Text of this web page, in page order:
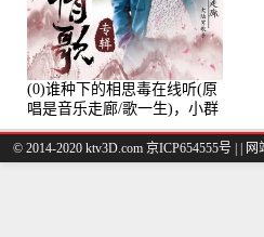
(0)谁种下的相思毒在线听(原
唱是音乐走廊/歌一生)，小群
演唱点播:8975次
© 2014-2020 ktv3D.com 京ICP654555号 | 网